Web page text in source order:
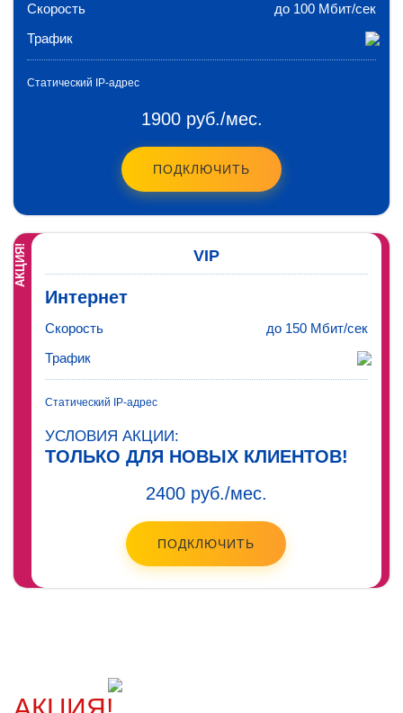
Скорость
до 100 Мбит/сек
Трафик
Статический IP-адрес
1900 руб./мес.
ПОДКЛЮЧИТЬ
АКЦИЯ! VIP
Интернет
Скорость
до 150 Мбит/сек
Трафик
Статический IP-адрес
УСЛОВИЯ АКЦИИ:
ТОЛЬКО ДЛЯ НОВЫХ КЛИЕНТОВ!
2400 руб./мес.
ПОДКЛЮЧИТЬ